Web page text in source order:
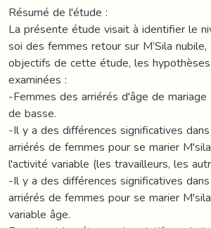
Résumé de l'étude :
La présente étude visait à identifier le
soi des femmes retour sur M’Sila
objectifs de cette étude, les
examinées :
-Femmes des arriérés d'âge de
de basse.
-Il y a des différences significatives
arriérés de femmes pour se marier
l'activité variable (les travailleurs, les
-Il y a des différences significatives
arriérés de femmes pour se marier
variable âge.